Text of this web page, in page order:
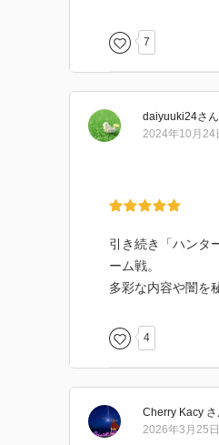
7
daiyuuki24さん
2024年10月24
引き続き「ハンタ
ーム戦。
多彩な内容や闇を
4
Cherry Kacy
2026年3月25日